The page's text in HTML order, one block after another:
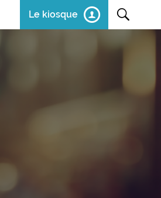
Le kiosque